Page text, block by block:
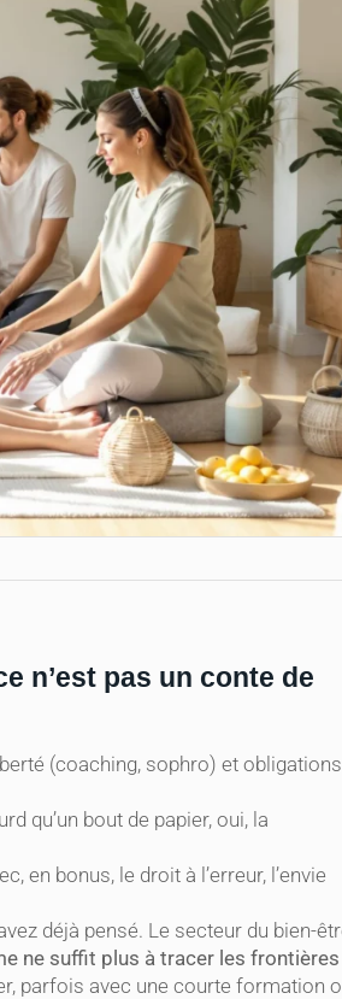
n’est pas un conte de
(coaching, sophro) et obligations
qu’un bout de papier, oui, la
en bonus, le droit à l’erreur, l’envie
déjà pensé. Le secteur du bien-
ne suffit plus à tracer les frontières
parfois avec une courte formation